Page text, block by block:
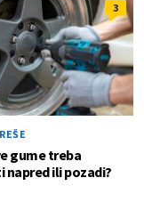
3
gume treba
napred ili pozadi?